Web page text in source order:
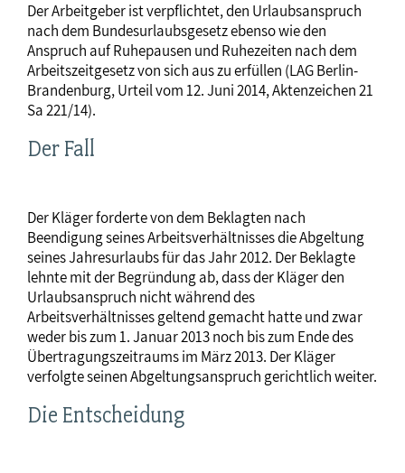
Der Arbeitgeber ist verpflichtet, den Urlaubsanspruch
nach dem Bundesurlaubsgesetz ebenso wie den
Anspruch auf Ruhepausen und Ruhezeiten nach dem
Arbeitszeitgesetz von sich aus zu erfüllen (LAG Berlin-
Brandenburg, Urteil vom 12. Juni 2014, Aktenzeichen 21
Sa 221/14).
Der Fall
Der Kläger forderte von dem Beklagten nach
Beendigung seines Arbeitsverhältnisses die Abgeltung
seines Jahresurlaubs für das Jahr 2012. Der Beklagte
lehnte mit der Begründung ab, dass der Kläger den
Urlaubsanspruch nicht während des
Arbeitsverhältnisses geltend gemacht hatte und zwar
weder bis zum 1. Januar 2013 noch bis zum Ende des
Übertragungszeitraums im März 2013. Der Kläger
verfolgte seinen Abgeltungsanspruch gerichtlich weiter.
Die Entscheidung